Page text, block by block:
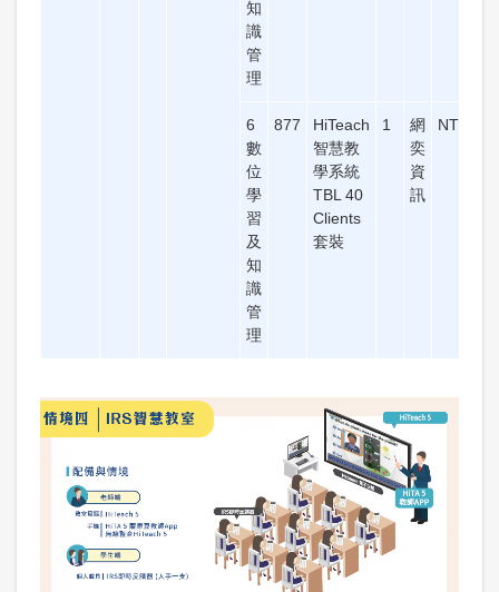
知
識
管
理
6
數
位
學
習
及
知
識
管
理
877
HiTeach
智慧教
學系統
TBL 40
Clients
套裝
1
網
奕
資
訊